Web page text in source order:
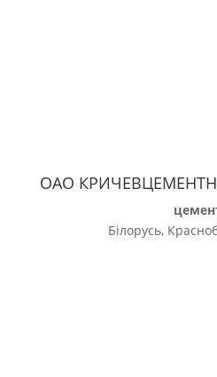
ОАО
Білорусь,